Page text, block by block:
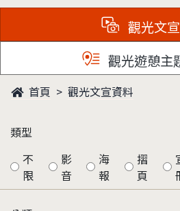
觀光文
觀光遊憩主
首頁 觀光文宣資料
類型
不
限
影
音
海
報
摺
頁